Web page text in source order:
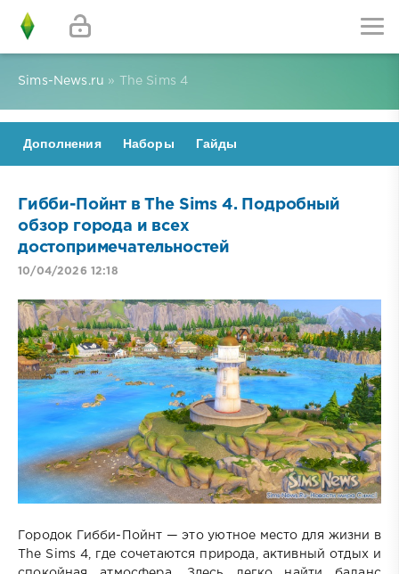
Sims-News.ru » The Sims 4
Дополнения Наборы Гайды
Гибби-Пойнт в The Sims 4. Подробный
обзор города и всех
достопримечательностей
10/04/2026 12:18
Городок Гибби-Пойнт — это уютное место для жизни в
The Sims 4, где сочетаются природа, активный отдых и